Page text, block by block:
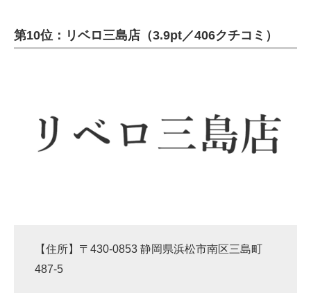
第10位：リベロ三島店（3.9pt／406クチコミ）
【住所】〒430-0853 静岡県浜松市南区三島町
487-5